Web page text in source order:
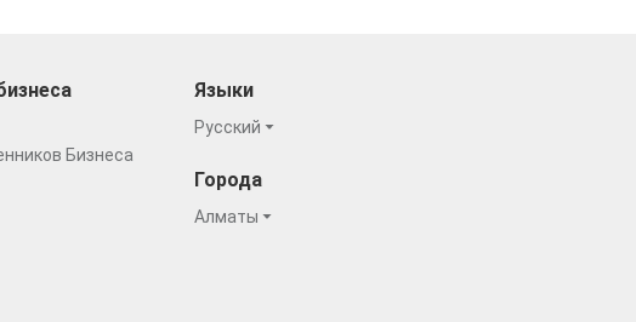
Бизнеса
Языки
Русский
Города
Алматы